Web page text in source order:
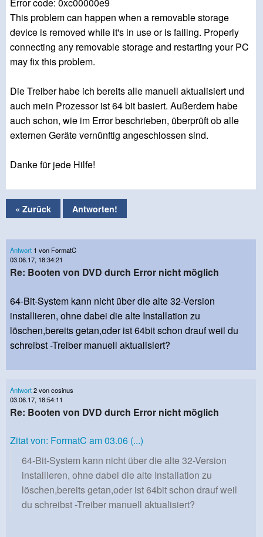
Error code: 0xc00000e9
This problem can happen when a removable storage
device is removed while it's in use or is failing. Properly
connecting any removable storage and restarting your PC
may fix this problem.
Die Treiber habe ich bereits alle manuell aktualisiert und
auch mein Prozessor ist 64 bit basiert. Außerdem habe
auch schon, wie im Error beschrieben, überprüft ob alle
externen Geräte vernünftig angeschlossen sind.
Danke für jede Hilfe!
« Zurück Antworten!
Antwort 1 von FormatC
03.06.17, 18:34:21
Re: Booten von DVD durch Error nicht möglich
64-Bit-System kann nicht über die alte 32-Version
installieren, ohne dabei die alte Installation zu
löschen,bereits getan,oder ist 64bit schon drauf weil du
schreibst -Treiber manuell aktualisiert?
Antwort2 von cosinus
03.06.17, 18:54:11
Re: Booten von DVD durch Error nicht möglich
Zitat von: FormatC am 03.06 (...)
64-Bit-System kann nicht über die alte 32-Version
installieren, ohne dabei die alte Installation zu
löschen,bereits getan,oder ist 64bit schon drauf weil
du schreibst -Treiber manuell aktualisiert?